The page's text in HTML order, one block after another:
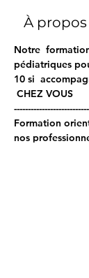
À
Notre
pédiatriques
10 si
CHEZ VOUS
Formation
nos